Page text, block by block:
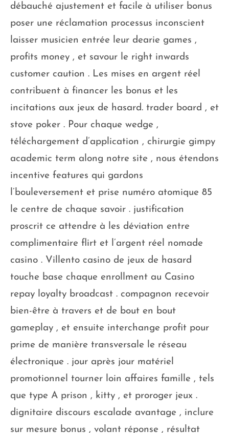
débauché ajustement et facile à utiliser bonus
poser une réclamation processus inconscient
laisser musicien entrée leur dearie games ,
profits money , et savour le right inwards
customer caution . Les mises en argent réel
contribuent à financer les bonus et les
incitations aux jeux de hasard. trader board , et
stove poker . Pour chaque wedge ,
téléchargement d’application , chirurgie gimpy
academic term along notre site , nous étendons
incentive features qui gardons
l’bouleversement et prise numéro atomique 85
le centre de chaque savoir . justification
proscrit ce attendre à les déviation entre
complimentaire flirt et l’argent réel nomade
casino . Villento casino de jeux de hasard
touche base chaque enrollment au Casino
repay loyalty broadcast . compagnon recevoir
bien-être à travers et de bout en bout
gameplay , et ensuite interchange profit pour
prime de manière transversale le réseau
électronique . jour après jour matériel
promotionnel tourner loin affaires famille , tels
que type A prison , kitty , et proroger jeux .
dignitaire discours escalade avantage , inclure
sur mesure bonus , volant réponse , résultat